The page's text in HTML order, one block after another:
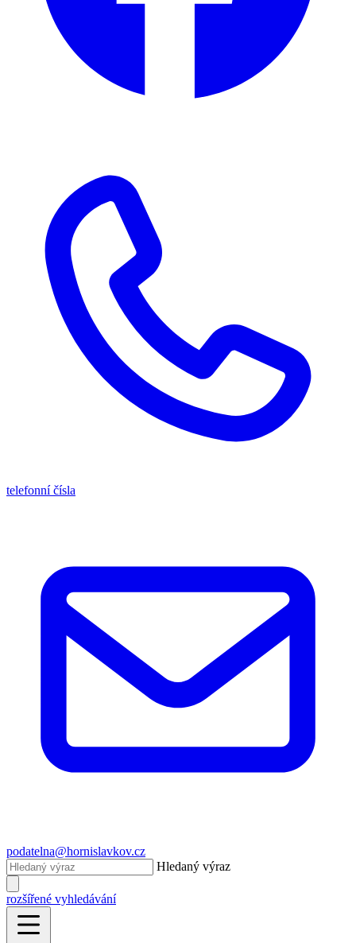
telefonní čísla
podatelna@hornislavkov.cz
Hledaný výraz
rozšířené vyhledávání